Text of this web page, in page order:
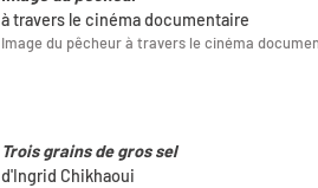
à travers le cinéma documentaire
Image du pêcheur à travers le cinéma
Trois grains de gros sel
d'Ingrid Chikhaoui